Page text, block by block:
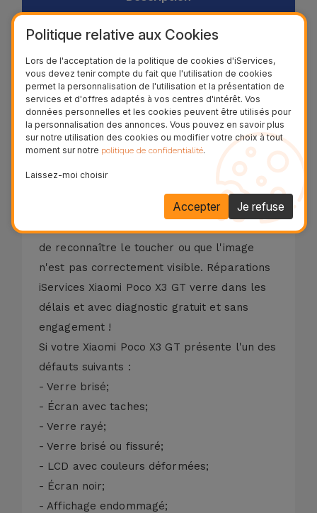
Processus de réparation
L'écran fissuré ou endommagé est l'un des
dommages physiques les plus courants sur
les téléphones mobiles ou autres appareils
mobiles. Les dommages au verre du Xiaomi
Poco X3 GT sont identifiés comme du verre
fissuré ou même lorsque seul l'écran LCD
cesse de fonctionner, par exemple lorsque
LE LCD DE votre Xiaomi Poco X3 GT cesse
de reconnaître le toucher ou que l'image
n'est pas correctement visible. Réparations
iServices Xiaomi Poco X3 GT verre dans les
délais et avec diagnostic gratuit et sans
engagement !
Si votre Xiaomi Poco X3 GT présente l'un des
défauts suivants :
- Verre brisé;
- Écran avec taches;
- Verre rayé;
- Verre brisé ou fissuré;
- LCD avec couleurs déformées;
- Écran noir;
- Affichage endommagé;
Politique relative aux Cookies
Lors de l'acceptation de la politique de cookies d'iServices,
vous devez tenir compte du fait que l'utilisation de cookies
permet la personnalisation de l'utilisation et la présentation de
services et d'offres adaptés à vos centres d'intérêt. Vos
données personnelles et les cookies peuvent être utilisés pour
la personnalisation des annonces. Vous pouvez en savoir plus
sur notre utilisation des cookies ou modifier votre choix à tout
moment sur notre politique de confidentialité.
Laissez-moi choisir
Je refuse
Accepter